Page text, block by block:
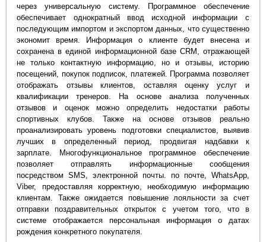
через универсальную систему. Программное обеспечение
обеспечивает однократный ввод исходной информации с
последующим импортом и экспортом данных, что существенно
экономит время. Информация о клиенте будет внесена и
сохранена в единой информационной базе CRM, отражающей
не только контактную информацию, но и отзывы, историю
посещений, покупок подписок, платежей. Программа позволяет
отображать отзывы клиентов, оставляя оценку услуг и
квалификации тренеров. На основе анализа полученных
отзывов и оценок можно определить недостатки работы
спортивных клубов. Также на основе отзывов реально
проанализировать уровень подготовки специалистов, выявив
лучших в определенный период, продвигая надбавки к
зарплате. Многофункциональное программное обеспечение
позволяет отправлять информационные сообщения
посредством SMS, электронной почты. по почте, WhatsApp,
Viber, предоставляя корректную, необходимую информацию
клиентам. Также ожидается повышение лояльности за счет
отправки поздравительных открыток с учетом того, что в
системе отображается персональная информация о датах
рождения конкретного покупателя.